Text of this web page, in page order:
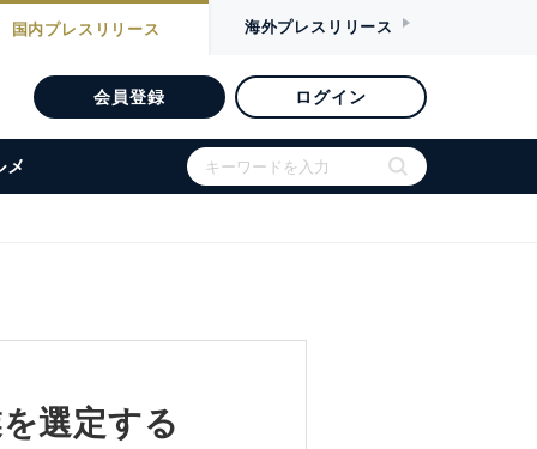
国内プレスリリース 海外プレスリリース
会員登録 ログイン
メ
選定する